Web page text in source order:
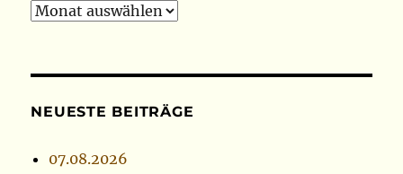
Archiv
NEUESTE BEITRÄGE
07.08.2026